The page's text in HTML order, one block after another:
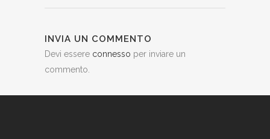
INVIA UN COMMENTO
Devi essere connesso per inviare un
commento.